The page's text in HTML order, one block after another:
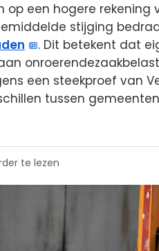
op een hogere rekening
stijging
. Dit betekent dat
een steekproef van
tussen
te lezen